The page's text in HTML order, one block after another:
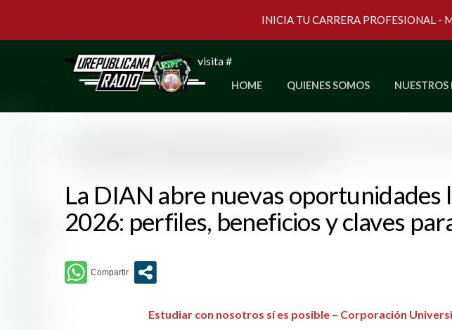
visita #
HOME QUIENES SOMOS
La DIAN abre nuevas oportunidades
2026: perfiles, beneficios y claves
Estudiar con nosotros sí es posible – Corporación
INICIA TU CARRERA PROFESIONAL -